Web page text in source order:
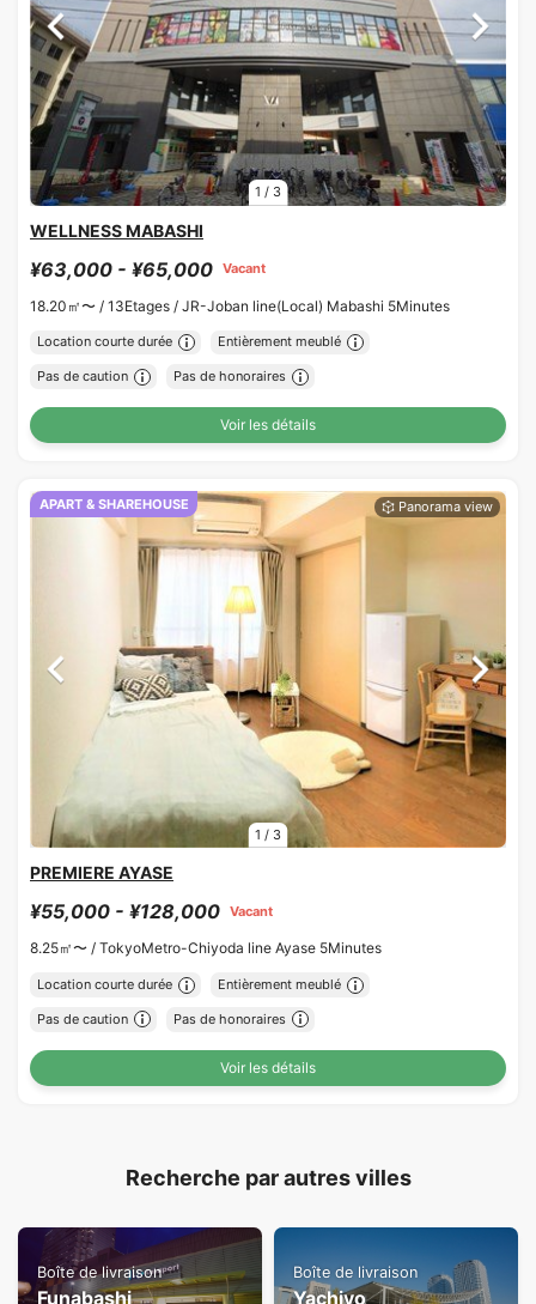
1 / 3
WELLNESS MABASHI
¥63,000 - ¥65,000 Vacant
18.20㎡〜 / 13Etages / JR-Joban line(Local) Mabashi 5Minutes
Location courte durée Entièrement meublé
Pas de caution Pas de honoraires
Voir les détails
1 / 3
APART & SHAREHOUSE
PREMIERE AYASE
¥55,000 - ¥128,000 Vacant
8.25㎡〜 / TokyoMetro-Chiyoda line Ayase 5Minutes
Location courte durée Entièrement meublé
Pas de caution Pas de honoraires
Voir les détails
Recherche par autres villes
Boîte de livraison
Funabashi
Boîte de livraison
Yachiyo